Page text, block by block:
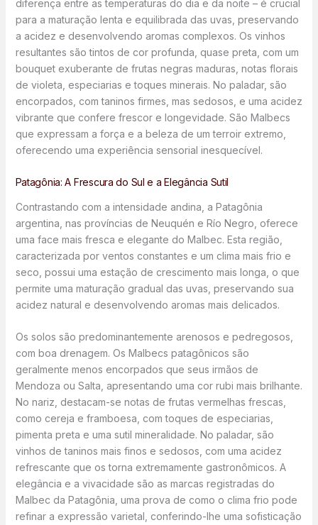
diferença entre as temperaturas do dia e da noite – é crucial
para a maturação lenta e equilibrada das uvas, preservando
a acidez e desenvolvendo aromas complexos. Os vinhos
resultantes são tintos de cor profunda, quase preta, com um
bouquet exuberante de frutas negras maduras, notas florais
de violeta, especiarias e toques minerais. No paladar, são
encorpados, com taninos firmes, mas sedosos, e uma acidez
vibrante que confere frescor e longevidade. São Malbecs
que expressam a força e a beleza de um terroir extremo,
oferecendo uma experiência sensorial inesquecível.
Patagônia: A Frescura do Sul e a Elegância Sutil
Contrastando com a intensidade andina, a Patagônia
argentina, nas províncias de Neuquén e Río Negro, oferece
uma face mais fresca e elegante do Malbec. Esta região,
caracterizada por ventos constantes e um clima mais frio e
seco, possui uma estação de crescimento mais longa, o que
permite uma maturação gradual das uvas, preservando sua
acidez natural e desenvolvendo aromas mais delicados.
Os solos são predominantemente arenosos e pedregosos,
com boa drenagem. Os Malbecs patagônicos são
geralmente menos encorpados que seus irmãos de
Mendoza ou Salta, apresentando uma cor rubi mais brilhante.
No nariz, destacam-se notas de frutas vermelhas frescas,
como cereja e framboesa, com toques de especiarias,
pimenta preta e uma sutil mineralidade. No paladar, são
vinhos de taninos mais finos e sedosos, com uma acidez
refrescante que os torna extremamente gastronômicos. A
elegância e a vivacidade são as marcas registradas do
Malbec da Patagônia, uma prova de como o clima frio pode
refinar a expressão varietal, conferindo-lhe uma sofisticação